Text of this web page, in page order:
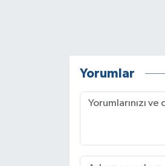
Yorumlar